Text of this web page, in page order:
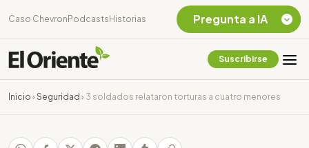
Caso Chevron Podcasts Historias
Suscribirse
Inicio › Seguridad › 3 soldados relataron torturas a cuatro menores
Pregunta a IA
Chevron Ecuador